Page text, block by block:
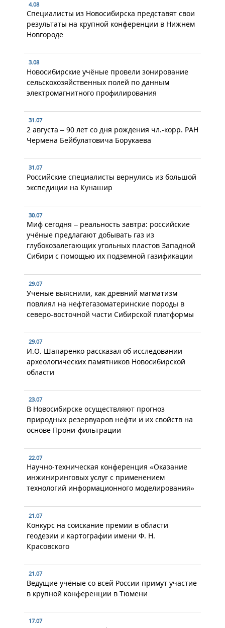
4.08
Специалисты из Новосибирска представят свои
результаты на крупной конференции в Нижнем
Новгороде
3.08
Новосибирские учёные провели зонирование
сельскохозяйственных полей по данным
электромагнитного профилирования
31.07
2 августа – 90 лет со дня рождения чл.-корр. РАН
Чермена Бейбулатовича Борукаева
31.07
Российские специалисты вернулись из большой
экспедиции на Кунашир
30.07
Миф сегодня – реальность завтра: российские
учёные предлагают добывать газ из
глубокозалегающих угольных пластов Западной
Сибири с помощью их подземной газификации
29.07
Ученые выяснили, как древний магматизм
повлиял на нефтегазоматеринские породы в
северо-восточной части Сибирской платформы
29.07
И.О. Шапаренко рассказал об исследовании
археологических памятников Новосибирской
области
23.07
В Новосибирске осуществляют прогноз
природных резервуаров нефти и их свойств на
основе Прони-фильтрации
22.07
Научно-техническая конференция «Оказание
инжиниринговых услуг с применением
технологий информационного моделирования»
21.07
Конкурс на соискание премии в области
геодезии и картографии имени Ф. Н.
Красовского
21.07
Ведущие учёные со всей России примут участие
в крупной конференции в Тюмени
17.07